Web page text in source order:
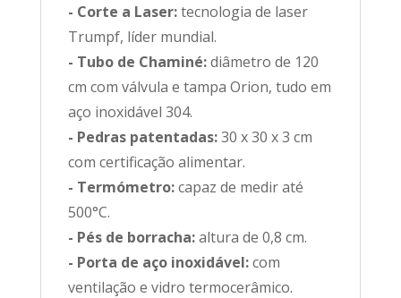
- Corte a Laser:tecnologia de laser
Trumpf, líder mundial.
- Tubo de Chaminé:diâmetro de 120
cm com válvula e tampa Orion, tudo em
aço inoxidável 304.
- Pedras patentadas:30 x 30 x 3 cm
com certificação alimentar.
- Termómetro:capaz de medir até
500°C.
- Pés de borracha:altura de 0,8 cm.
- Porta de aço inoxidável:com
ventilação e vidro termocerâmico.